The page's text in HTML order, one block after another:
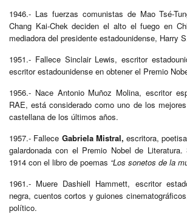
1946.- Las fuerzas comunistas de Mao Tsé-
Chang Kai-Chek deciden el alto el fuego en
mediadora del presidente estadounidense, Harry
1951.- Fallece Sinclair Lewis, escritor
escritor estadounidense en obtener el Premio
1956.- Nace Antonio Muñoz Molina, escritor
RAE, está considerado como uno de los
castellana de los últimos años.
1957.- Fallece Gabriela Mistral, escritora,
galardonada con el Premio Nobel de
1914 con el libro de poemas “Los sonetos de la
1961.- Muere Dashiell Hammett, escritor
negra, cuentos cortos y guiones
político.